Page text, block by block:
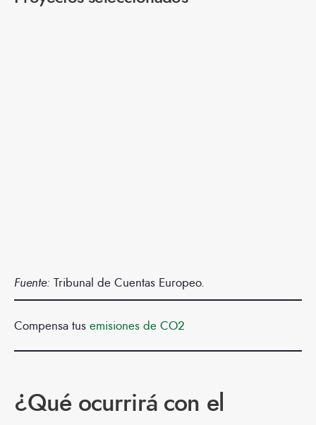
Fuente: Tribunal de Cuentas Europeo.
Compensa tus emisiones de CO2
¿Qué ocurrirá con el